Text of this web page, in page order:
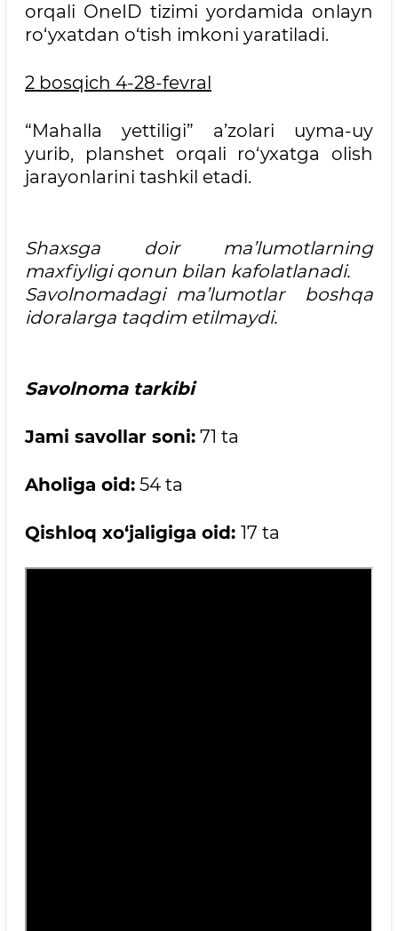
orqali OneID tizimi yordamida onlayn
ro‘yxatdan o‘tish imkoni yaratiladi.
2 bosqich 4-28-fevral
“Mahalla yettiligi” a’zolari uyma-uy
yurib, planshet orqali ro‘yxatga olish
jarayonlarini tashkil etadi.
Shaxsga doir ma’lumotlarning
maxfiyligi qonun bilan kafolatlanadi.
Savolnomadagi ma’lumotlar boshqa
idoralarga taqdim etilmaydi.
Savolnoma tarkibi
Jami savollar soni: 71 ta
Aholiga oid: 54 ta
Qishloq xo‘jaligiga oid: 17 ta